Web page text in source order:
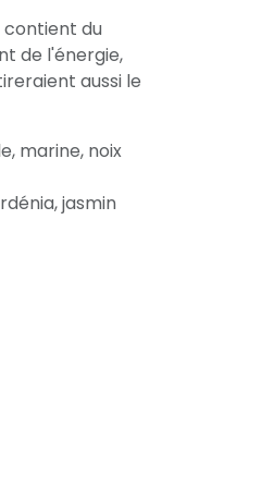
contient du
de l'énergie,
aussi le
marine, noix
jasmin